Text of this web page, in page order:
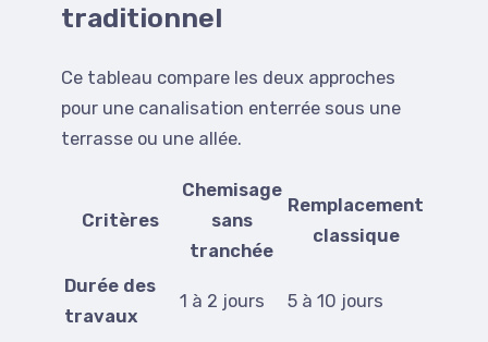
traditionnel
Ce tableau compare les deux approches
pour une canalisation enterrée sous une
terrasse ou une allée.
Critères
Chemisage
sans
tranchée
Remplacement
classique
Durée des
travaux
1 à 2 jours 5 à 10 jours